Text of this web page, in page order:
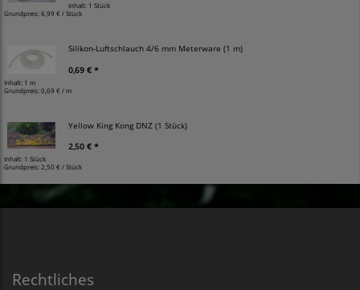
Inhalt: 1 Stück
Grundpreis:6,99 € / Stück
Silikon-Luftschlauch 4/6 mm Meterware (1 m)
0,69 € *
Inhalt: 1 m
Grundpreis:0,69 € / m
Yellow King Kong DNZ (1 Stück)
2,50 € *
Inhalt: 1 Stück
Grundpreis: 2,50 € / Stück
Rechtliches